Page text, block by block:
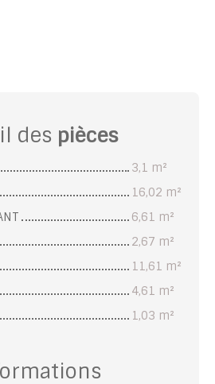
des pièces
3,1 m²
16,02 m²
6,61 m²
2,67 m²
11,61 m²
4,61 m²
1,03 m²